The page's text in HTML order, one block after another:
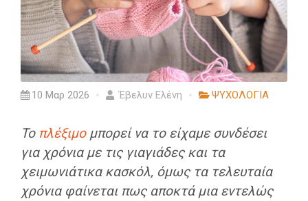
10 Μαρ 2026 Έβελυν Ελένη ΨΥΧΟΛΟΓΙΑ
Το πλέξιμομπορεί να το είχαμε συνδέσει
για χρόνια με τις γιαγιάδες και τα
χειμωνιάτικα κασκόλ, όμως τα τελευταία
χρόνια φαίνεται πως αποκτά μια εντελώς